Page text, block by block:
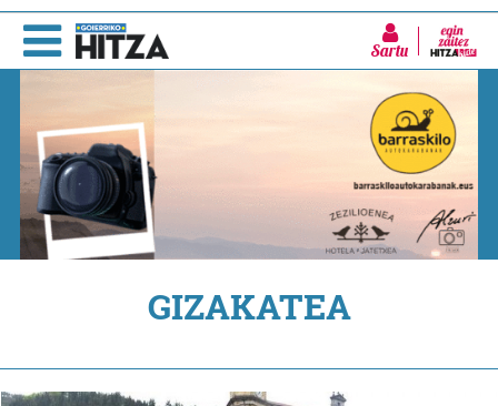
Sartu
GIZAKATEA